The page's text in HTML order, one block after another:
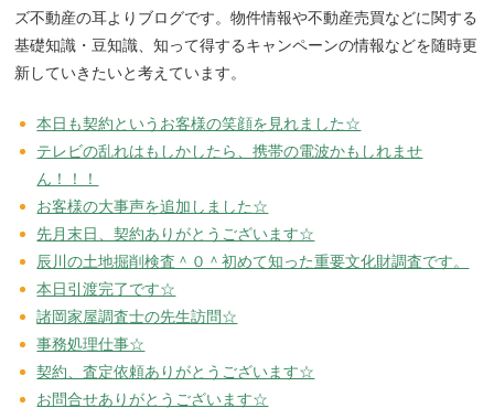
ズ不動産の耳よりブログです。物件情報や不動産売買などに関する
基礎知識・豆知識、知って得するキャンペーンの情報などを随時更
新していきたいと考えています。
本日も契約というお客様の笑顔を見れました☆
テレビの乱れはもしかしたら、携帯の電波かもしれませ
ん！！！
お客様の大事声を追加しました☆
先月末日、契約ありがとうございます☆
辰川の土地掘削検査＾０＾初めて知った重要文化財調査です。
本日引渡完了です☆
諸岡家屋調査士の先生訪問☆
事務処理仕事☆
契約、査定依頼ありがとうございます☆
お問合せありがとうございます☆